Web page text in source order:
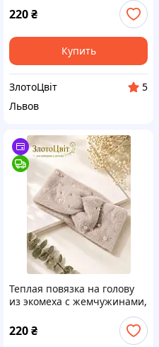
12 лет, белая | ЗлотоЦвит
220₴
Купить
ЗлотоЦвіт
5
Львов
Теплая повязка на голову
из экомеха с жемчужинами,
зимняя, эластичная, от 10-
12 лет, светло-серая |
ЗлотоЦвит
220₴